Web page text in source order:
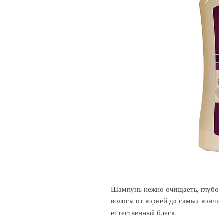
Шампунь нежно очищаеть,
волосы от корней до самых
естественный блеск.